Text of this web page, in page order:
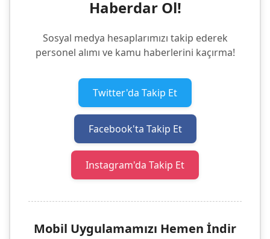
Haberdar Ol!
Sosyal medya hesaplarımızı takip ederek
personel alımı ve kamu haberlerini kaçırma!
Twitter'da Takip Et
Facebook'ta Takip Et
Instagram'da Takip Et
Mobil Uygulamamızı Hemen İndir